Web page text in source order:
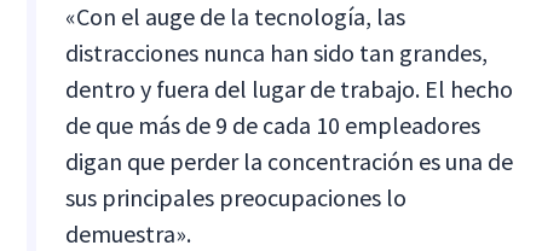
«Con el auge de la tecnología, las
distracciones nunca han sido tan grandes,
dentro y fuera del lugar de trabajo. El hecho
de que más de 9 de cada 10 empleadores
digan que perder la concentración es una de
sus principales preocupaciones lo
demuestra».